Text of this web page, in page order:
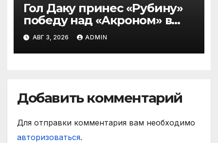
Гол Даку принес «Рубину»
победу над «Акроном» в
матче РПЛ
АВГ 3, 2026 ADMIN
Добавить комментарий
Для отправки комментария вам необходимо
авторизоваться.